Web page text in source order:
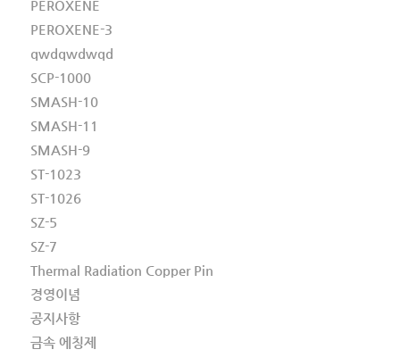
PEROXENE
PEROXENE-3
qwdqwdwqd
SCP-1000
SMASH-10
SMASH-11
SMASH-9
ST-1023
ST-1026
SZ-5
SZ-7
Thermal Radiation Copper Pin
경영이념
공지사항
금속 에칭제